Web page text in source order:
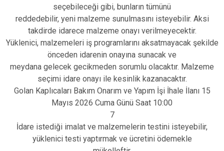
seçebileceği gibi, bunların tümünü
reddedebilir, yeni malzeme sunulmasını isteyebilir. Aksi
takdirde idarece malzeme onayı verilmeyecektir.
Yüklenici, malzemeleri iş programlarını aksatmayacak şekilde
önceden idarenin onayına sunacak ve
meydana gelecek gecikmeden sorumlu olacaktır. Malzeme
seçimi idare onayı ile kesinlik kazanacaktır.
Golan Kaplıcaları Bakım Onarım ve Yapım İşi İhale İlanı 15
Mayıs 2026 Cuma Günü Saat 10:00
7
İdare istediği imalat ve malzemelerin testini isteyebilir,
yüklenici testi yaptırmak ve ücretini ödemekle